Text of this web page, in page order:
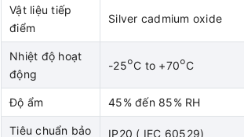
Vật liệu tiếp
điểm
Silver cadmium oxide
Nhiệt độ hoạt
động
-25°C to +70°C
Độ ẩm 45% đến 85% RH
Tiêu chuẩn bảo
IP20 ( IEC 60529)